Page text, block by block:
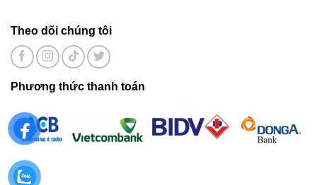
Theo dõi chúng tôi
Phương thức thanh toán